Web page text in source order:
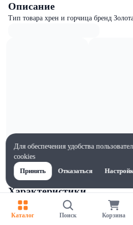
Описание
Тип товара хрен и горчица бренд
Характеристики
Ширина, мм
56
Каталог Поиск Корзина
Для обеспечения удобства
cookies
Принять
Отказаться